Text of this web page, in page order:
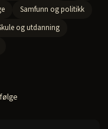
Samfunn og politikk
og utdanning